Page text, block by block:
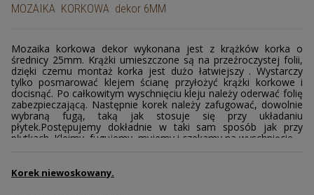
Podłogi korkowe
Granulat korkowy
Korek do ćw. jogi
Tapeta korkowa
Przekładki korkowe
MOZAIKA KORKOWA dekor 6MM
Mozaika korkowa dekor wykonana jest z krążków korka o
średnicy 25mm. Krążki umieszczone są na przeźroczystej folii,
dzięki czemu montaż korka jest dużo łatwiejszy . Wystarczy
tylko posmarować klejem ścianę przyłożyć krążki korkowe i
docisnąć. Po całkowitym wyschnięciu kleju należy oderwać folię
zabezpieczającą. Następnie korek należy zafugować, dowolnie
wybraną fugą, taką jak stosuje się przy układaniu
płytek.Postępujemy dokładnie w taki sam sposób jak przy
płytkach. Kleimy, fugujemy, myjemy i czekamy na wyschnięcie.
zabezpieczenia przed zabrudzeniem.
Korek niewoskowany.